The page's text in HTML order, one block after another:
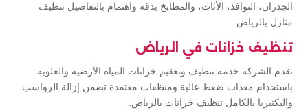
الجدران، النوافذ، الأثاث، والمطابخ بدقة واهتمام بالتفاصيل تنظيف
منازل بالرياض.
تنظيف خزانات في الرياض
تقدم الشركة خدمة تنظيف وتعقيم خزانات المياه الأرضية والعلوية
باستخدام معدات ضغط عالية ومنظفات معتمدة تضمن إزالة الرواسب
والبكتيريا بالكامل تنظيف خزانات بالرياض.